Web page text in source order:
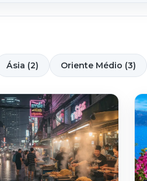
Ásia (2) Oriente Médio (3)